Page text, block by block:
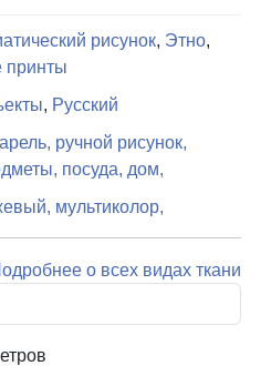
рисунок, Этно,
принты
, Русский
ручной рисунок,
посуда, дом,
мультиколор,
о всех видах ткани